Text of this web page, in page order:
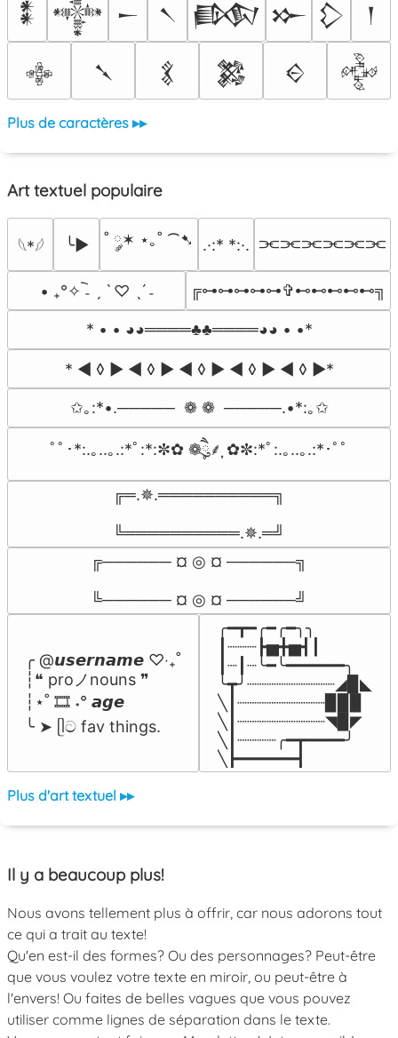
𒀮 𒀱 𒀸 𒀹 𒁃 𒁍 𒁷 𒁹
𒂭 𒃵 𒃽 𒄆 𒄮 𒅒
Plus de caractères ▸▸
Art textuel populaire
𓆩*𓆪 ╰► ˚ ༘✶ ⋆｡˚ ⁀➷ .·:* *:·. ⫘⫘⫘⫘⫘⫘
• ₊°✧︡ ˗ ˏ ˋ ♡ ˎˊ ˗ ╔⊶⊶⊶⊶⊶✞⊷⊷⊷⊷⊷╗
* • • ◕◕════♣♣════◕◕ • •*
* ◄ ◊ ► ◄ ◊ ► ◄ ◊ ► ◄ ◊ ► ◄ ◊ ►*
✩｡:*•.─────  ❁ ❁  ─────.•*:｡✩
ﾟﾟ･*:.｡..｡.:*ﾟ:*:✼✿ ❁ཻུ۪۪⸙͎ ✿✼:*ﾟ:.｡..｡.:*･ﾟﾟ
╔═.✵.══════════╗
╚══════════.✵.═╝
╔────── ¤ ◎ ¤ ──────╗
╚────── ¤ ◎ ¤ ──────╝
╭ @𝙪𝙨𝙚𝙧𝙣𝙖𝙢𝙚 ♡‧₊˚
┆❝ proノnouns ❞
┆⋆˚ 🎞️ ˖° 𝙖𝙜𝙚
╰ ➤ ᥫට fav things.
╭━┳━╭━╭━╮╮
┃┈┈┈┣▅╋▅┫┃
┃┈┃┈╰━╰━━━━━━╮
╰┳╯┈┈┈┈┈┈┈┈┈◢▉◣
╲┃┈┈┈┈┈┈┈┈┈▉▉▉
╲┃┈┈┈┈┈┈┈┈┈◥▉◤
╲┃┈┈┈┈╭━┳━━━━╯
╲┣━━━━━━┫﻿
Plus d'art textuel ▸▸
Il y a beaucoup plus!
Nous avons tellement plus à offrir, car nous adorons tout
ce qui a trait au texte!
Qu'en est-il des formes? Ou des personnages? Peut-être
que vous voulez votre texte en miroir, ou peut-être à
l'envers! Ou faites de belles vagues que vous pouvez
utiliser comme lignes de séparation dans le texte.